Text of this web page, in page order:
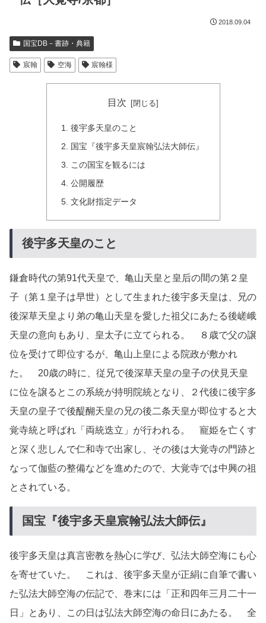
2018.09.04
国宝DB－書跡・典籍
宸翰 空海 宸翰様
目次
後宇多天皇のこと
国宝『後宇多天皇宸翰弘法大師伝』
この国宝を観るには
公開履歴
文化財指定データ
後宇多天皇のこと
鎌倉時代の第91代天皇で、亀山天皇と皇后の間の第２皇
子（第１皇子は早世）として生まれた後宇多天皇は、兄の
後深草天皇より弟の亀山天皇を愛した祖父にあたる後嵯峨
天皇の意向もあり、皇太子に立てられる。 ８歳で父の譲
位を受けて即位するが、亀山上皇による院政が敷かれ
た。 20歳の時に、従兄で後深草天皇の皇子の伏見天皇
に位を譲るとこの系統が持明院統となり、２代後に後宇多
天皇の皇子で後醍醐天皇の兄の後二条天皇が即位すると大
覚寺統と呼ばれ「両統迭立」が行われる。 寵姫を亡くす
と深く悲しんで仁和寺で出家し、その後は大覚寺の門跡と
なって伽藍の整備などを進めたので、大覚寺では中興の祖
とされている。
国宝『後宇多天皇宸翰弘法大師伝』
後宇多天皇は真言密教を熱心に学び、弘法大師空海にも心
を寄せていた。 これは、後宇多天皇が正絹に自筆で書い
た弘法大師空海の伝記で、巻末には「正和四年三月二十一
日」とあり、この日は弘法大師空海の命日にあたる。 全